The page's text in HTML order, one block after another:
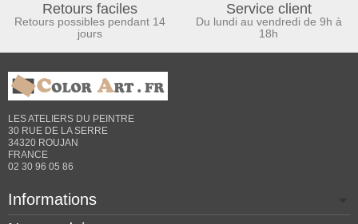
Retours faciles
Retours possibles pendant 14
jours
Service client
Du lundi au vendredi de 9h à
18h
LES ATELIERS DU PEINTRE
30 RUE DE LA SERRE
34320 ROUJAN
FRANCE
02 30 96 05 86
Informations